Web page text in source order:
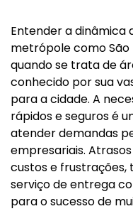
Entender a dinâmica
metrópole como
quando se trata de
conhecido por sua
para a cidade. A
rápidos e seguros é
atender demandas
empresariais.
custos e frustrações,
serviço de entrega
para o sucesso de